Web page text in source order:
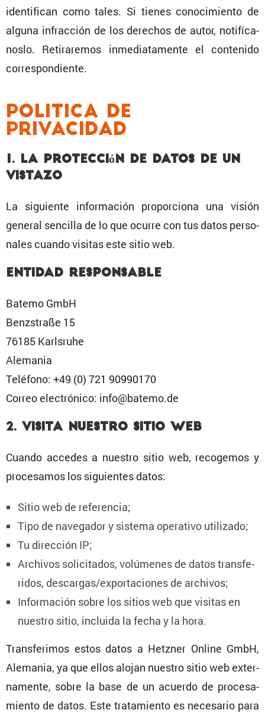
identi­fican como tales. Si tienes conoci­miento de
alguna infrac­ción de los derechos de autor, notifí­ca­
noslo. Retira­remos inmedia­ta­mente el conte­nido
correspondiente.
Politica de
privacidad
1. La protec­ción de datos de un
vistazo
La siguiente infor­ma­ción propor­ciona una visión
general sencilla de lo que ocurre con tus datos perso­
nales cuando visitas este sitio web.
Entidad respon­sable
Batemo GmbH
Benzs­traße 15
76185 Karls­ruhe
Alemania
Teléfono: +49 (0) 721 90990170
Correo electró­nico: info@batemo.de
2. Visita nuestro sitio web
Cuando accedes a nuestro sitio web, recogemos y
proce­samos los siguientes datos:
Sitio web de referencia;
Tipo de navegador y sistema opera­tivo utilizado;
Tu direc­ción IP;
Archivos solici­tados, volúmenes de datos trans­fe­
ridos, descargas/exportaciones de archivos;
Infor­ma­ción sobre los sitios web que visitas en
nuestro sitio, incluida la fecha y la hora.
Trans­fe­rimos estos datos a Hetzner Online GmbH,
Alemania, ya que ellos alojan nuestro sitio web exter­
na­mente, sobre la base de un acuerdo de proce­sa­
miento de datos. Este trata­miento es necesario para